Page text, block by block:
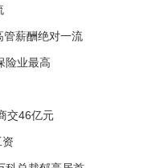
管薪酬绝对一流
险业最高
交46亿元